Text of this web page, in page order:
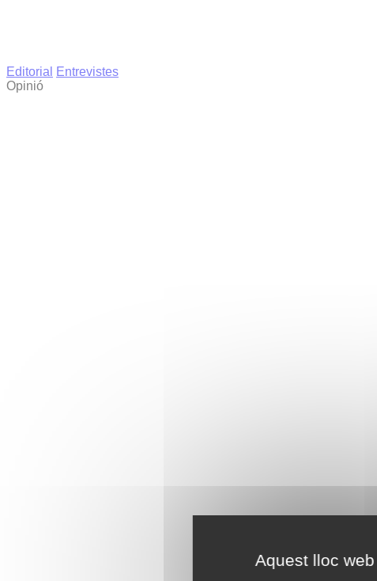
Aquest lloc
Editorial
Entrevistes
Opinió